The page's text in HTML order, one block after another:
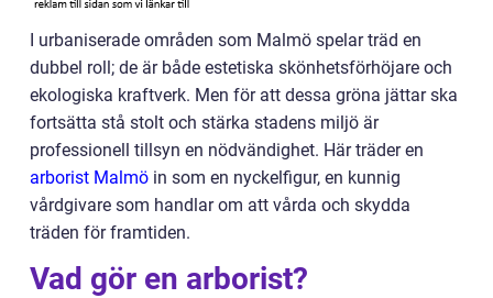
I urbaniserade områden som Malmö spelar träd en
dubbel roll; de är både estetiska skönhetsförhöjare och
ekologiska kraftverk. Men för att dessa gröna jättar ska
fortsätta stå stolt och stärka stadens miljö är
professionell tillsyn en nödvändighet. Här träder en
arborist Malmö in som en nyckelfigur, en kunnig
vårdgivare som handlar om att vårda och skydda
träden för framtiden.
Vad gör en arborist?